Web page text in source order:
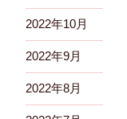
2022年10月
2022年9月
2022年8月